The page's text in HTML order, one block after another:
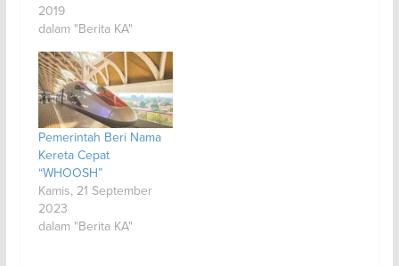
2019
dalam "Berita KA"
Pemerintah Beri Nama
Kereta Cepat
“WHOOSH”
Kamis, 21 September
2023
dalam "Berita KA"